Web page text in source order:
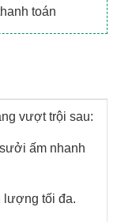
toán
vượt trội sau:
ấm nhanh
lượng tối đa.